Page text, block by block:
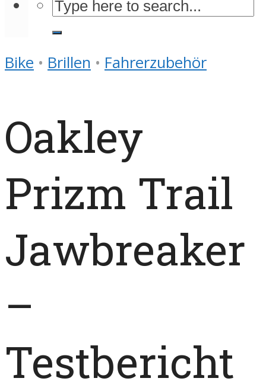
Bike • Brillen • Fahrerzubehör
Oakley
Prizm Trail
Jawbreaker
–
Testbericht